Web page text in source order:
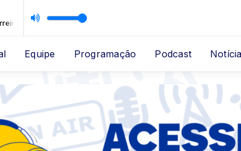
JuniorApucarana News com Ferreira Junior
Equipe Programação Podcast